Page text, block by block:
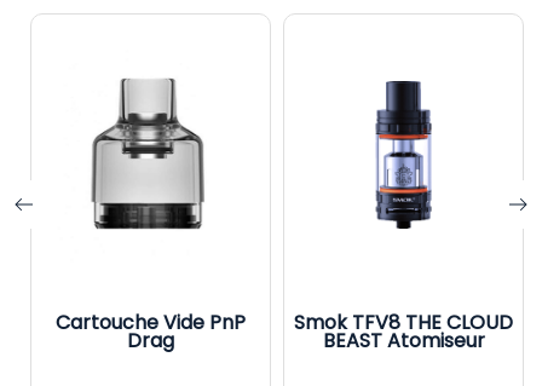
Cartouche Vide PnP
Drag
Smok TFV8 THE CLOUD
BEAST Atomiseur